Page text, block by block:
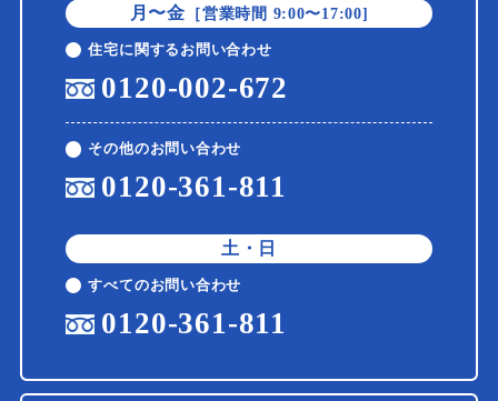
月〜金 ［営業時間 9:00〜17:00]
住宅に関するお問い合わせ
0120-002-672
その他のお問い合わせ
0120-361-811
土・日
すべてのお問い合わせ
0120-361-811